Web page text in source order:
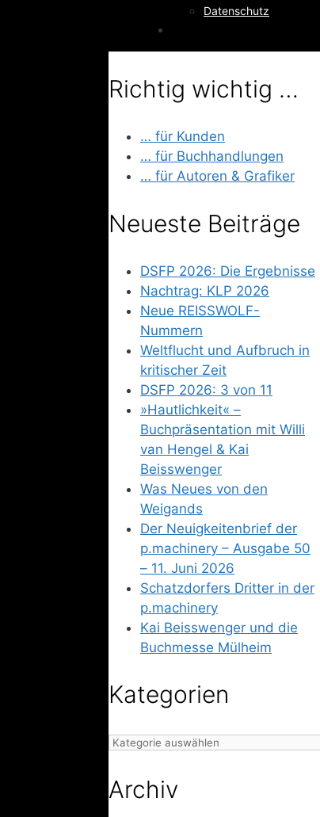
Datenschutz
Richtig wichtig …
… für Kunden
… für Buchhandlungen
… für Autoren & Grafiker
Neueste Beiträge
DSFP 2026: Die Ergebnisse
Nachtrag: KLP 2026
Neue REISSWOLF-
Nummern
Weltflucht und Aufbruch in
kritischer Zeit
DSFP 2026: 3 von 11
»Hautlichkeit« –
Buchpräsentation mit Willi
van Hengel & Kai
Beisswenger
Was Neues von den
Weigands
Der Neuigkeitenbrief der
p.machinery – Ausgabe 50
– 11. Juni 2026
Schatzdorfers Dritter in der
p.machinery
Kai Beisswenger und die
Buchmesse Mülheim
Kategorien
Kategorien
Archiv